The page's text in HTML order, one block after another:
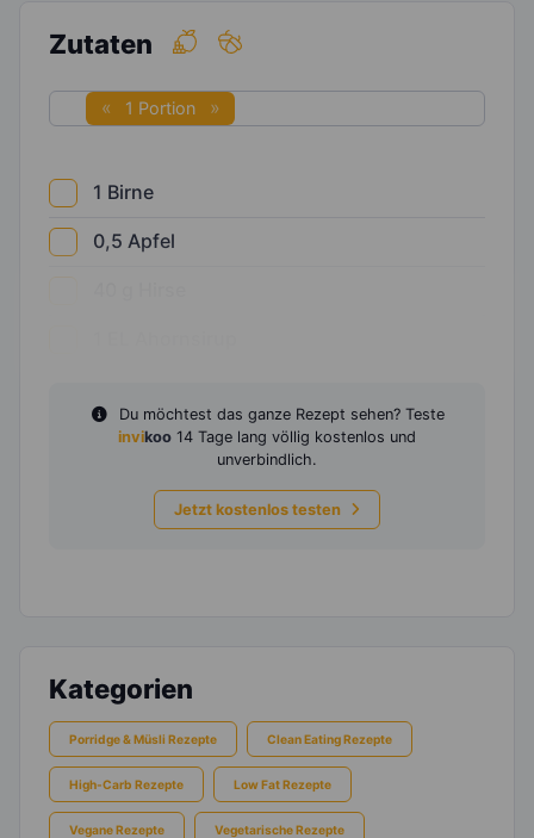
Zutaten
1 Portion
1 Birne
0,5 Apfel
Du möchtest das ganze Rezept sehen? Teste
invikoo 14 Tage lang völlig kostenlos und
unverbindlich.
Jetzt kostenlos testen
Kategorien
Porridge & Müsli Rezepte Clean Eating Rezepte
High-Carb Rezepte Low Fat Rezepte
Vegane Rezepte Vegetarische Rezepte